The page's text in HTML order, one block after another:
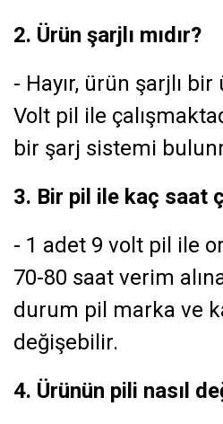
2. Ürün şarjlı mıdır?
- Hayır, ürün şarjlı
Volt pil ile
bir şarj sistemi
3. Bir pil ile kaç saat
- 1 adet 9 volt pil ile
70-80 saat verim
durum pil marka ve
değişebilir.
4. Ürünün pili nasıl